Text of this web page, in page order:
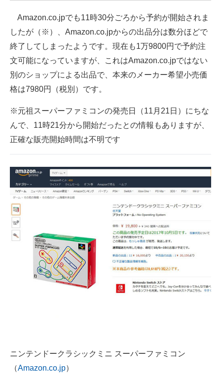
Amazon.co.jpでも11時30分ごろから予約が開始されま
したが（※）、Amazon.co.jpからの出品分は数分ほどで
終了してしまったようです。現在も1万9800円で予約注
文可能になっていますが、これはAmazon.co.jpではない
別のショップによる出品で、本来のメーカー希望小売価
格は7980円（税別）です。
※元祖スーパーファミコンの発売日（11月21日）にちな
んで、11時21分から開始だったとの情報もありますが、
正確な販売開始時間は不明です
ニンテンドークラシックミニ スーパーファミコン
（Amazon.co.jp）